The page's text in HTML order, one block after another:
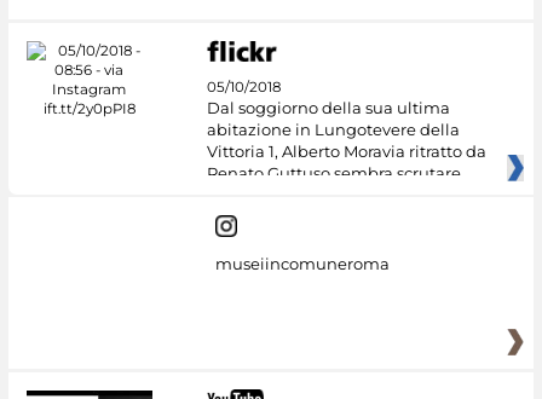
05/10/2018
Dal soggiorno della sua ultima
abitazione in Lungotevere della
Vittoria 1, Alberto Moravia ritratto da
Renato Guttuso sembra scrutare
museiincomuneroma